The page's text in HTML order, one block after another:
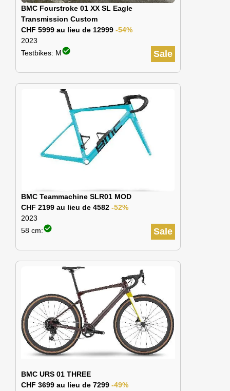
BMC Fourstroke 01 XX SL Eagle
Transmission Custom
CHF 5999 au lieu de 12999 -54%
2023
Sale
Testbikes: Mcheck_circle
BMC Teammachine SLR01 MOD
CHF 2199 au lieu de 4582 -52%
2023
Sale
58 cm:check_circle
BMC URS 01 THREE
CHF 3699 au lieu de 7299 -49%